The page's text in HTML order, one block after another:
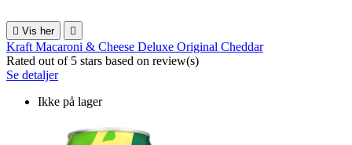
 Vis her 
Kraft Macaroni & Cheese Deluxe Original Cheddar
Rated out of 5 stars based on review(s)
Se detaljer
Ikke på lager